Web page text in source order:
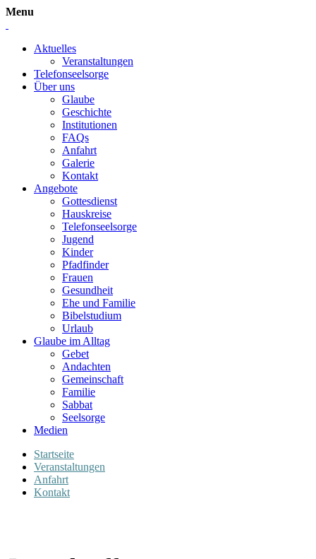
Menu
Aktuelles
Veranstaltungen
Telefonseelsorge
Über uns
Glaube
Geschichte
Institutionen
FAQs
Anfahrt
Galerie
Kontakt
Angebote
Gottesdienst
Hauskreise
Telefonseelsorge
Jugend
Kinder
Pfadfinder
Frauen
Gesundheit
Ehe und Familie
Bibelstudium
Urlaub
Glaube im Alltag
Gebet
Andachten
Gemeinschaft
Familie
Sabbat
Seelsorge
Medien
Startseite
Veranstaltungen
Anfahrt
Kontakt